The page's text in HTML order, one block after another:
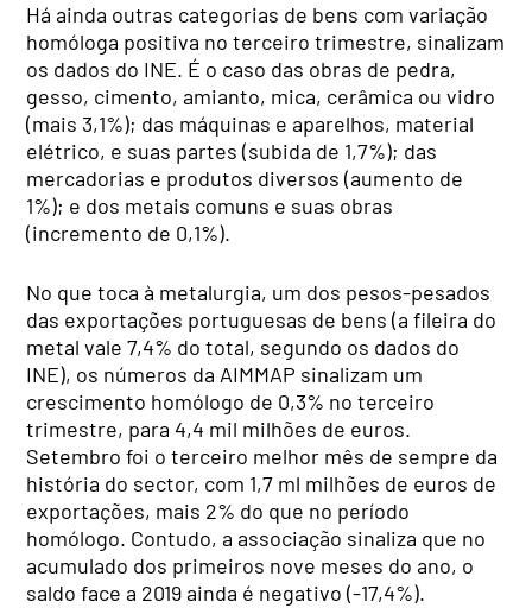
Há ainda outras categorias de bens com variação
homóloga positiva no terceiro trimestre, sinalizam
os dados do INE. É o caso das obras de pedra,
gesso, cimento, amianto, mica, cerâmica ou vidro
(mais 3,1%); das máquinas e aparelhos, material
elétrico, e suas partes (subida de 1,7%); das
mercadorias e produtos diversos (aumento de
1%); e dos metais comuns e suas obras
(incremento de 0,1%).
No que toca à metalurgia, um dos pesos-pesados
das exportações portuguesas de bens (a fileira do
metal vale 7,4% do total, segundo os dados do
INE), os números da AIMMAP sinalizam um
crescimento homólogo de 0,3% no terceiro
trimestre, para 4,4 mil milhões de euros.
Setembro foi o terceiro melhor mês de sempre da
história do sector, com 1,7 ml milhões de euros de
exportações, mais 2% do que no período
homólogo. Contudo, a associação sinaliza que no
acumulado dos primeiros nove meses do ano, o
saldo face a 2019 ainda é negativo (-17,4%).